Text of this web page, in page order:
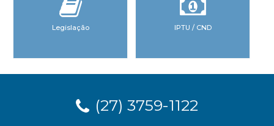
Legislação IPTU / CND
(27) 3759-1122